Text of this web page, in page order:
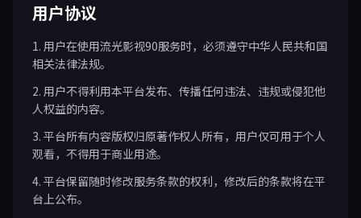
用户协议
1. 用户在使用流光影视90服务时，必须遵守中华人民共和国
相关法律法规。
2. 用户不得利用本平台发布、传播任何违法、违规或侵犯他
人权益的内容。
3. 平台所有内容版权归原著作权人所有，用户仅可用于个人
观看，不得用于商业用途。
4. 平台保留随时修改服务条款的权利，修改后的条款将在平
台上公布。